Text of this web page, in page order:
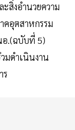
สิ่งอำนวยความ
คอุตสาหกรรม
อ.(ฉบับที่ 5)
มดำเนินงาน
ร